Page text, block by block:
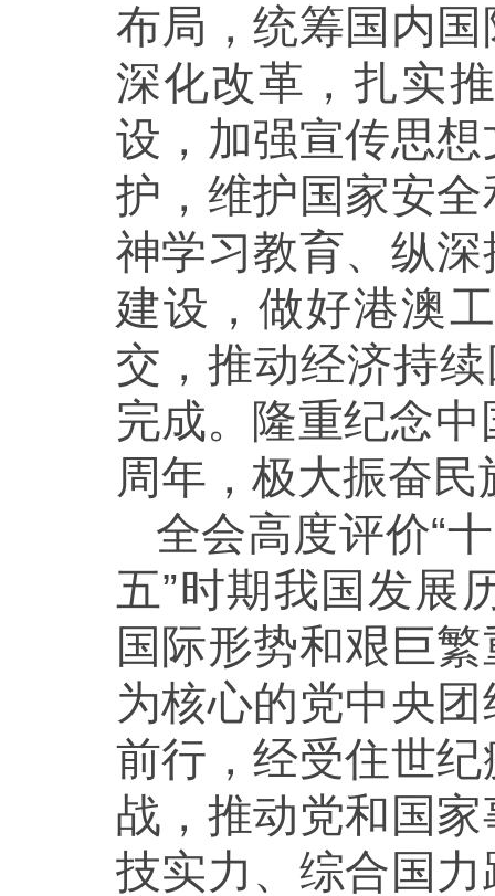
布局，统筹国内
深化改革，扎实
设，加强宣传思
护，维护国家安
神学习教育、纵
建设，做好港澳
交，推动经济持
完成。隆重纪念
周年，极大振奋
全会高度评价“
五”时期我国发展
国际形势和艰巨
为核心的党中央
前行，经受住世
战，推动党和国
技实力、综合国